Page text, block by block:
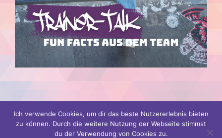
Vorheriger Post Nächster Post
Ich verwende Cookies, um dir das beste Nutzererlebnis bieten
zu können. Durch die weitere Nutzung der Webseite stimmst
du der Verwendung von Cookies zu.